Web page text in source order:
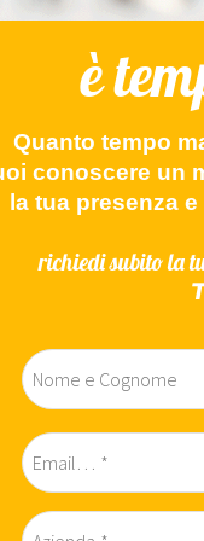
Quanto tempo
conoscere un
la tua presenza
richiedi subito la
è
Nome e Cognome
Email…